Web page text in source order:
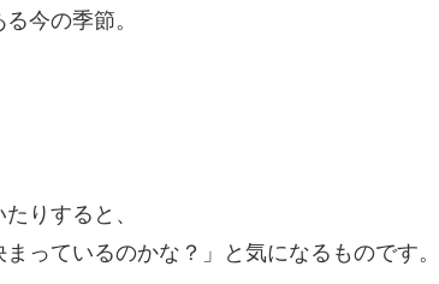
今の季節。
りすると、
っているのかな？」と気になるものです。